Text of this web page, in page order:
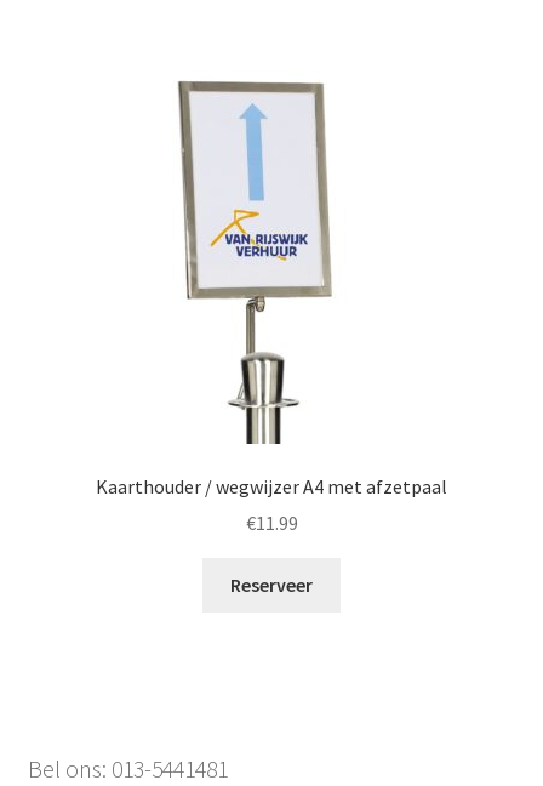
Kaarthouder / wegwijzer A4 met afzetpaal
€11.99
Reserveer
Bel ons: 013-5441481